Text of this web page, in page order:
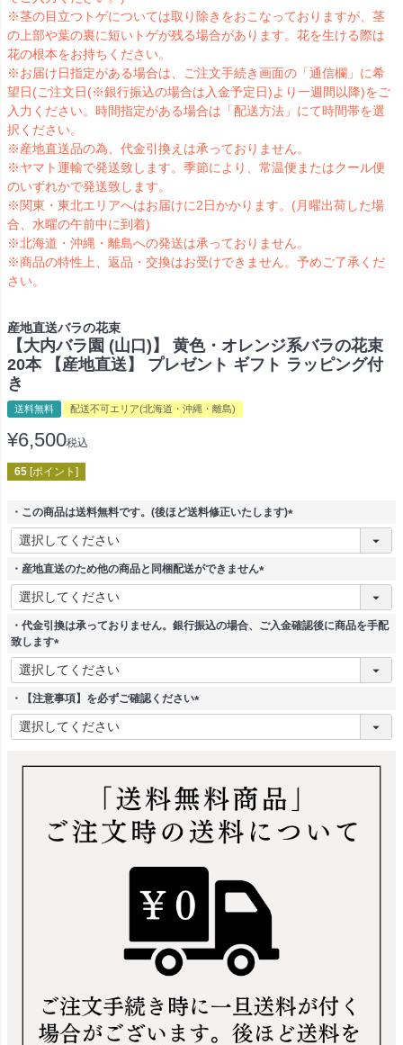
※茎の目立つトゲについては取り除きをおこなっておりますが、茎
の上部や葉の裏に短いトゲが残る場合があります。花を生ける際は
花の根本をお持ちください。
※お届け日指定がある場合は、ご注文手続き画面の「通信欄」に希
望日(ご注文日(※銀行振込の場合は入金予定日)より一週間以降)をご
入力ください。時間指定がある場合は「配送方法」にて時間帯を選
択ください。
※産地直送品の為、代金引換えは承っておりません。
※ヤマト運輸で発送致します。季節により、常温便またはクール便
のいずれかで発送致します。
※関東・東北エリアへはお届けに2日かかります。(月曜出荷した場
合、水曜の午前中に到着)
※北海道・沖縄・離島への発送は承っておりません。
※商品の特性上、返品・交換はお受けできません。予めご了承くだ
さい。
産地直送バラの花束
【大内バラ園 (山口)】 黄色・オレンジ系バラの花束
20本 【産地直送】 プレゼント ギフト ラッピング付
き
送料無料 配送不可エリア(北海道・沖縄・離島)
¥6,500税込
65 [ポイント]
・この商品は送料無料です。(後ほど送料修正いたします)
(
・産地直送のため他の商品と同梱配送ができません
(
須
・代金引換は承っておりません。銀行振込の場合、ご入金確認後に商品を手配
致します
(
必
須
・【注意事項】を必ずご確認ください
(
)